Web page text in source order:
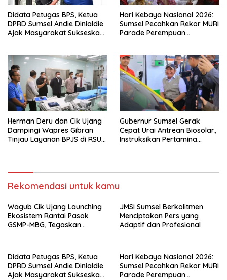
Didata Petugas BPS, Ketua
DPRD Sumsel Andie Dinialdie
Ajak Masyarakat Sukseskan
Hari Kebaya Nasional 2026:
Sumsel Pecahkan Rekor MURI
Parade Perempuan
Herman Deru dan Cik Ujang
Dampingi Wapres Gibran
Tinjau Layanan BPJS di RSUD
Gubernur Sumsel Gerak
Cepat Urai Antrean Biosolar,
Instruksikan Pertamina
Rekomendasi untuk kamu
Wagub Cik Ujang Launching
Ekosistem Rantai Pasok
GSMP-MBG, Tegaskan
Kendalikan Inflasi
JMSI Sumsel Berkolitmen
Menciptakan Pers yang
Adaptif dan Profesional
Didata Petugas BPS, Ketua
DPRD Sumsel Andie Dinialdie
Ajak Masyarakat Sukseskan
Hari Kebaya Nasional 2026:
Sumsel Pecahkan Rekor MURI
Parade Perempuan